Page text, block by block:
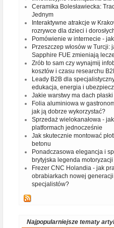
Ceramika Bolesławiecka:
Jednym
Interaktywne atrakcje w
rozrywce dla dzieci i
Pomówienie w internecie -
Przeszczep włosów w
Sapphire FUE zmieniają
Zrób to sam czy wynajmij
kosztów i czasu researchu
Leady B2B dla
edukacja, energia i
Jakie warstwy ma dach
Folia aluminiowa w
jak ją dobrze wykorzystać?
Sprzedaż wielokanałowa -
platformach jednocześnie
Jak skutecznie montować
betonu
Ponadczasowa elegancja i
brytyjska legenda
Frezer CNC Holandia - jak
obrabiarkach nowej
specjalistów?
Najpopularniejsze tematy